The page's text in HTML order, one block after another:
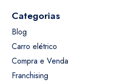
Categorias
Blog
Carro elétrico
Compra e Venda
Franchising